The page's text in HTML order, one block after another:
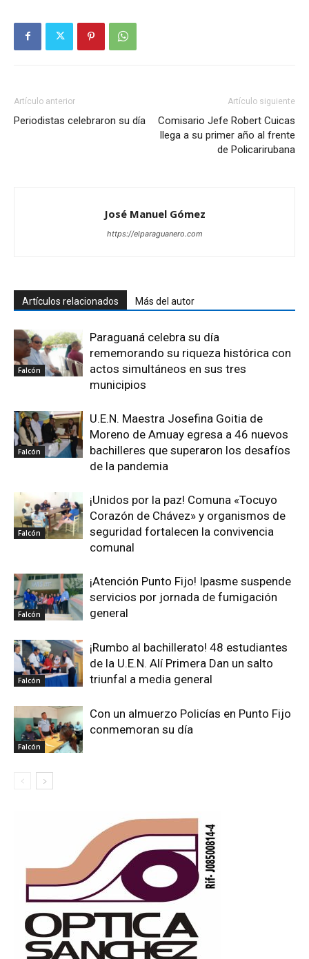
Artículo anterior
Periodistas celebraron su día
Artículo siguiente
Comisario Jefe Robert Cuicas
llega a su primer año al frente
de Policarirubana
José Manuel Gómez
https://elparaguanero.com
Artículos relacionados Más del autor
Falcón
Paraguaná celebra su día
rememorando su riqueza histórica con
actos simultáneos en sus tres
municipios
Falcón
U.E.N. Maestra Josefina Goitia de
Moreno de Amuay egresa a 46 nuevos
bachilleres que superaron los desafíos
de la pandemia
Falcón
¡Unidos por la paz! Comuna «Tocuyo
Corazón de Chávez» y organismos de
seguridad fortalecen la convivencia
comunal
Falcón
¡Atención Punto Fijo! Ipasme suspende
servicios por jornada de fumigación
general
Falcón
¡Rumbo al bachillerato! 48 estudiantes
de la U.E.N. Alí Primera Dan un salto
triunfal a media general
Falcón
Con un almuerzo Policías en Punto Fijo
conmemoran su día